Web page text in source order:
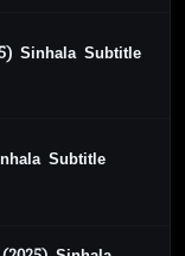
Sinhala Subtitle
Subtitle